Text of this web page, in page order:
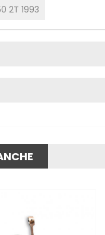
2T 1993